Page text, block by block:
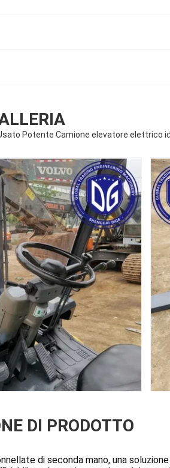
Potente Camione elevatore elettrico
DI PRODOTTO
di seconda mano, una